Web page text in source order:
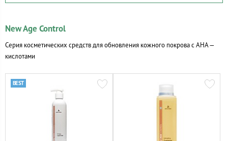
New Age Control
Серия косметических средств для обновления кожного покрова с АНА —
кислотами